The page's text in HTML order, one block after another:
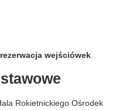
wejściówek
Rokietnickiego Ośrodek